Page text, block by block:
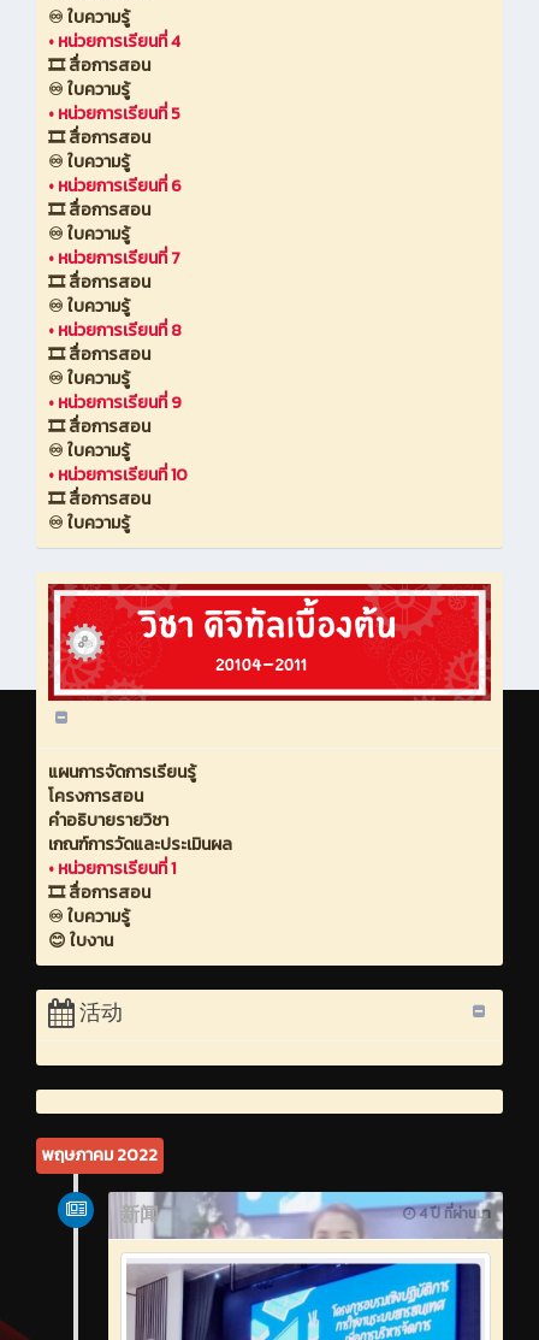
♾️ ใบความรู้
•หน่วยการเรียนที่ 4
🎞️ สื่อการสอน
♾️ ใบความรู้
•หน่วยการเรียนที่ 5
🎞️ สื่อการสอน
♾️ ใบความรู้
•หน่วยการเรียนที่ 6
🎞️ สื่อการสอน
♾️ ใบความรู้
•หน่วยการเรียนที่ 7
🎞️ สื่อการสอน
♾️ ใบความรู้
•หน่วยการเรียนที่ 8
🎞️ สื่อการสอน
♾️ ใบความรู้
•หน่วยการเรียนที่ 9
🎞️ สื่อการสอน
♾️ ใบความรู้
•หน่วยการเรียนที่ 10
🎞️ สื่อการสอน
♾️ ใบความรู้
แผนการจัดการเรียนรู้
โครงการสอน
คำอธิบายรายวิชา
เกณฑ์การวัดและประเมินผล
•หน่วยการเรียนที่ 1
🎞️ สื่อการสอน
♾️ ใบความรู้
😊 ใบงาน
活动
พฤษภาคม 2022
4 ปี ที่ผ่านมา
新闻